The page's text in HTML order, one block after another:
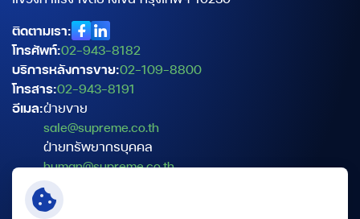
ติดตามเรา:
โทรศัพท์:02-943-8182
บริการหลังการขาย:02-109-8800
โทรสาร:02-943-8191
อีเมล:ฝ่ายขาย
sale@supreme.co.th
ฝ่ายทรัพยากรบุคคล
human@supreme.co.th
ฝ่ายบริการเทคนิค
service@supreme.co.th